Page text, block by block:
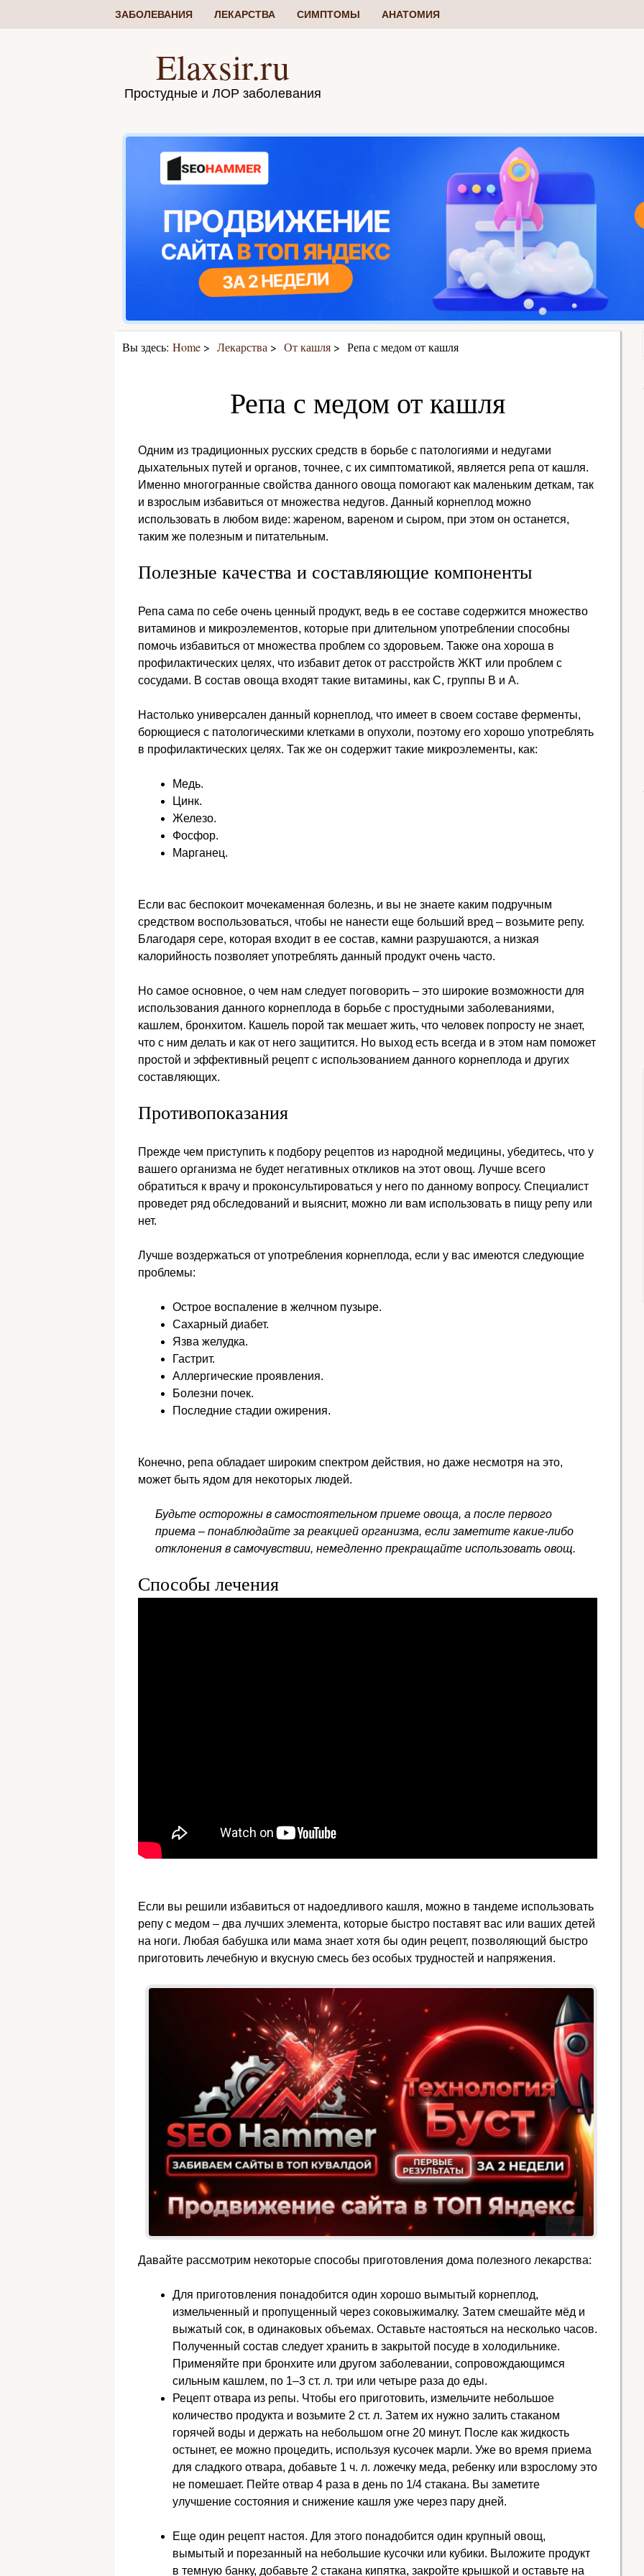
ЗАБОЛЕВАНИЯ ЛЕКАРСТВА СИМПТОМЫ АНАТОМИЯ
Elaxsir.ru
Простудные и ЛОР заболевания
Вы здесь: Home Лекарства От кашля Репа с медом от кашля
Репа с медом от кашля
Одним из традиционных русских средств в борьбе с патологиями и недугами
дыхательных путей и органов, точнее, с их симптоматикой, является репа от кашля.
Именно многогранные свойства данного овоща помогают как маленьким деткам, так
и взрослым избавиться от множества недугов. Данный корнеплод можно
использовать в любом виде: жареном, вареном и сыром, при этом он останется,
таким же полезным и питательным.
Полезные качества и составляющие компоненты
Репа сама по себе очень ценный продукт, ведь в ее составе содержится множество
витаминов и микроэлементов, которые при длительном употреблении способны
помочь избавиться от множества проблем со здоровьем. Также она хороша в
профилактических целях, что избавит деток от расстройств ЖКТ или проблем с
сосудами. В состав овоща входят такие витамины, как С, группы В и А.
Настолько универсален данный корнеплод, что имеет в своем составе ферменты,
борющиеся с патологическими клетками в опухоли, поэтому его хорошо употреблять
в профилактических целях. Так же он содержит такие микроэлементы, как:
Медь.
Цинк.
Железо.
Фосфор.
Марганец.
Если вас беспокоит мочекаменная болезнь, и вы не знаете каким подручным
средством воспользоваться, чтобы не нанести еще больший вред – возьмите репу.
Благодаря сере, которая входит в ее состав, камни разрушаются, а низкая
калорийность позволяет употреблять данный продукт очень часто.
Но самое основное, о чем нам следует поговорить – это широкие возможности для
использования данного корнеплода в борьбе с простудными заболеваниями,
кашлем, бронхитом. Кашель порой так мешает жить, что человек попросту не знает,
что с ним делать и как от него защитится. Но выход есть всегда и в этом нам поможет
простой и эффективный рецепт с использованием данного корнеплода и других
составляющих.
Противопоказания
Прежде чем приступить к подбору рецептов из народной медицины, убедитесь, что у
вашего организма не будет негативных откликов на этот овощ. Лучше всего
обратиться к врачу и проконсультироваться у него по данному вопросу. Специалист
проведет ряд обследований и выяснит, можно ли вам использовать в пищу репу или
нет.
Лучше воздержаться от употребления корнеплода, если у вас имеются следующие
проблемы:
Острое воспаление в желчном пузыре.
Сахарный диабет.
Язва желудка.
Гастрит.
Аллергические проявления.
Болезни почек.
Последние стадии ожирения.
Конечно, репа обладает широким спектром действия, но даже несмотря на это,
может быть ядом для некоторых людей.
Будьте осторожны в самостоятельном приеме овоща, а после первого
приема – понаблюдайте за реакцией организма, если заметите какие-либо
отклонения в самочувствии, немедленно прекращайте использовать овощ.
Способы лечения
Если вы решили избавиться от надоедливого кашля, можно в тандеме использовать
репу с медом – два лучших элемента, которые быстро поставят вас или ваших детей
на ноги. Любая бабушка или мама знает хотя бы один рецепт, позволяющий быстро
приготовить лечебную и вкусную смесь без особых трудностей и напряжения.
Реклама
Давайте рассмотрим некоторые способы приготовления дома полезного лекарства:
Для приготовления понадобится один хорошо вымытый корнеплод,
измельченный и пропущенный через соковыжималку. Затем смешайте мёд и
выжатый сок, в одинаковых объемах. Оставьте настояться на несколько часов.
Полученный состав следует хранить в закрытой посуде в холодильнике.
Применяйте при бронхите или другом заболевании, сопровождающимся
сильным кашлем, по 1–3 ст. л. три или четыре раза до еды.
Рецепт отвара из репы. Чтобы его приготовить, измельчите небольшое
количество продукта и возьмите 2 ст. л. Затем их нужно залить стаканом
горячей воды и держать на небольшом огне 20 минут. После как жидкость
остынет, ее можно процедить, используя кусочек марли. Уже во время приема
для сладкого отвара, добавьте 1 ч. л. ложечку меда, ребенку или взрослому это
не помешает. Пейте отвар 4 раза в день по 1/4 стакана. Вы заметите
улучшение состояния и снижение кашля уже через пару дней.
Еще один рецепт настоя. Для этого понадобится один крупный овощ,
вымытый и порезанный на небольшие кусочки или кубики. Выложите продукт
в темную банку, добавьте 2 стакана кипятка, закройте крышкой и оставьте на